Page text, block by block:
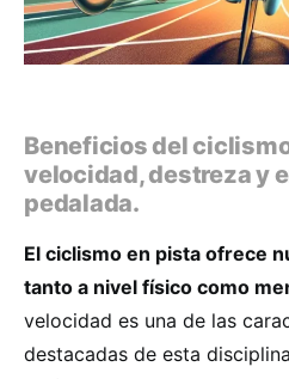
Beneficios del
velocidad, destreza y
pedalada.
El ciclismo en pista ofrece
tanto a nivel físico como
velocidad es una de las
destacadas de esta